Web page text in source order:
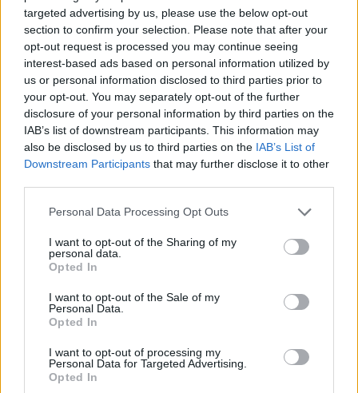
targeted advertising by us, please use the below opt-out
section to confirm your selection. Please note that after your
opt-out request is processed you may continue seeing
interest-based ads based on personal information utilized by
us or personal information disclosed to third parties prior to
your opt-out. You may separately opt-out of the further
disclosure of your personal information by third parties on the
IAB’s list of downstream participants. This information may
also be disclosed by us to third parties on the IAB’s List of
Downstream Participants that may further disclose it to other
Personal Data Processing Opt Outs
I want to opt-out of the Sharing of my
personal data.
Opted In
I want to opt-out of the Sale of my
Personal Data.
Opted In
I want to opt-out of processing my
Personal Data for Targeted Advertising.
Opted In
Classic Mantra
Riepilogo stagione
Titolare
Entrato 2 - 5%
Squalificato
Inutilizzato 34 - 94
stagionale
Scarica